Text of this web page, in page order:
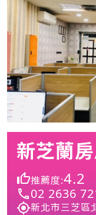
新芝蘭
推薦度:4.2
02 2636
新北市三芝區